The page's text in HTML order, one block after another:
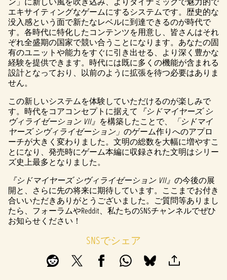
エキサイティングなゲームにするシステムです。歴史的な
没入感という面で新たなレベルに到達できるのが時代で
す。各時代に特化したコンテンツを用意し、皆さんはそれ
ぞれ全盛期の国家で競い合うことになります。あなたの固
有のユニットや能力をすぐに引き出せる、より深く豊かな
経験を提供できます。時代には既に多くの機能が含まれる
設計となっており、以前のように拡張を待つ必要はありま
せん。
この新しいシステムを体験していただけるのが楽しみで
す。時代をコアコンセプトに据えて 『シドマイヤーズ シ
ヴィライゼーション VII』 を構築したことで、
「シドマイ
ヤーズ シヴィライゼーション」 のゲーム作りへのアプロ
ーチが大きく変わりました。文明の総数を大幅に増やすこ
とになり、発売時にゲーム本編に収録された文明はシリー
ズ史上最多となりました。
『シドマイヤーズ シヴィライゼーション VII』 の今後の展
開と、さらに先の将来に期待しています。ここまでお付き
合いいただきありがとうございました。ご質問等ありまし
たら、フォーラムやReddit、私たちのSNSチャンネルでぜひ
お知らせください！
SNSでシェア